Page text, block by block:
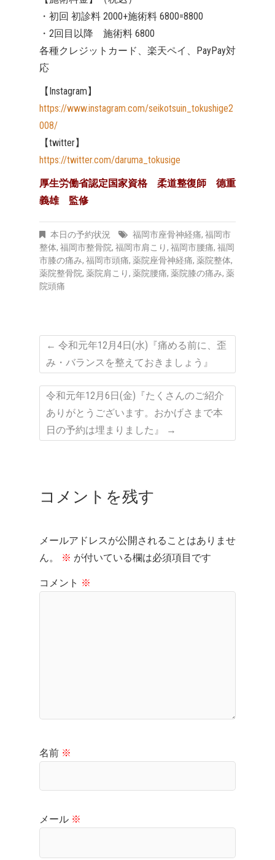
・初回 初診料 2000+施術料 6800=8800
・2回目以降 施術料 6800
各種クレジットカード、楽天ペイ、PayPay対
応
【Instagram】
https://www.instagram.com/seikotsuin_tokushige2
008/
【twitter】
https://twitter.com/daruma_tokusige
厚生労働省認定国家資格 柔道整復師 德重
義雄 監修
本日の予約状況 福岡市座骨神経痛, 福岡市
整体, 福岡市整骨院, 福岡市肩こり, 福岡市腰痛, 福岡
市膝の痛み, 福岡市頭痛, 薬院座骨神経痛, 薬院整体,
薬院整骨院, 薬院肩こり, 薬院腰痛, 薬院膝の痛み, 薬
院頭痛
← 令和元年12月4日(水)『痛める前に、歪
み・バランスを整えておきましょう』
令和元年12月6日(金)『たくさんのご紹介
ありがとうございます。おかげさまで本
日の予約は埋まりました』
→
コメントを残す
メールアドレスが公開されることはありませ
ん。
※ が付いている欄は必須項目です
コメント ※
名前 ※
メール ※